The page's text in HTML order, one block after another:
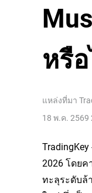
หรื
แหล่งที่มา
18 พ.ค. 2569
2026 โดย
ทะลุระดับล้